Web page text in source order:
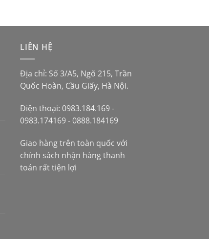
LIÊN HỆ
Địa chỉ: Số 3/A5, Ngõ 215, Trần
Quốc Hoàn, Cầu Giấy, Hà Nội.
Điện thoại: 0983.184.169 -
0983.174169 - 0888.184169
Giao hàng trên toàn quốc với
chính sách nhận hàng thanh
toán rất tiện lợi